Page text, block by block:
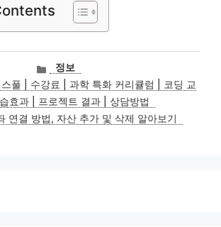
카
테
고
리
정보
풀 | 수강료 | 과학 특화 커리큘럼 | 코딩 교
효과 | 프로젝트 결과 | 상담방법
연결 방법, 자산 추가 및 삭제 알아보기